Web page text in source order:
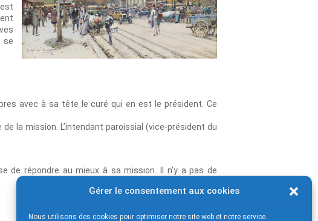
Gérer le consentement aux cookies
Nous utilisons des cookies pour optimiser notre site web et notre service.
se
avec à sa tête le curé qui en est le président. Ce
la mission. L’intendant paroissial (vice-président du
de répondre au mieux à sa mission. Il n’y a pas de